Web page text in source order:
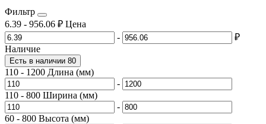
Фильтр
6.39 - 956.06 ₽ Цена
-
₽
Наличие
Есть в наличии 80
110 - 1200 Длина (мм)
-
110 - 800 Ширина (мм)
-
60 - 800 Высота (мм)